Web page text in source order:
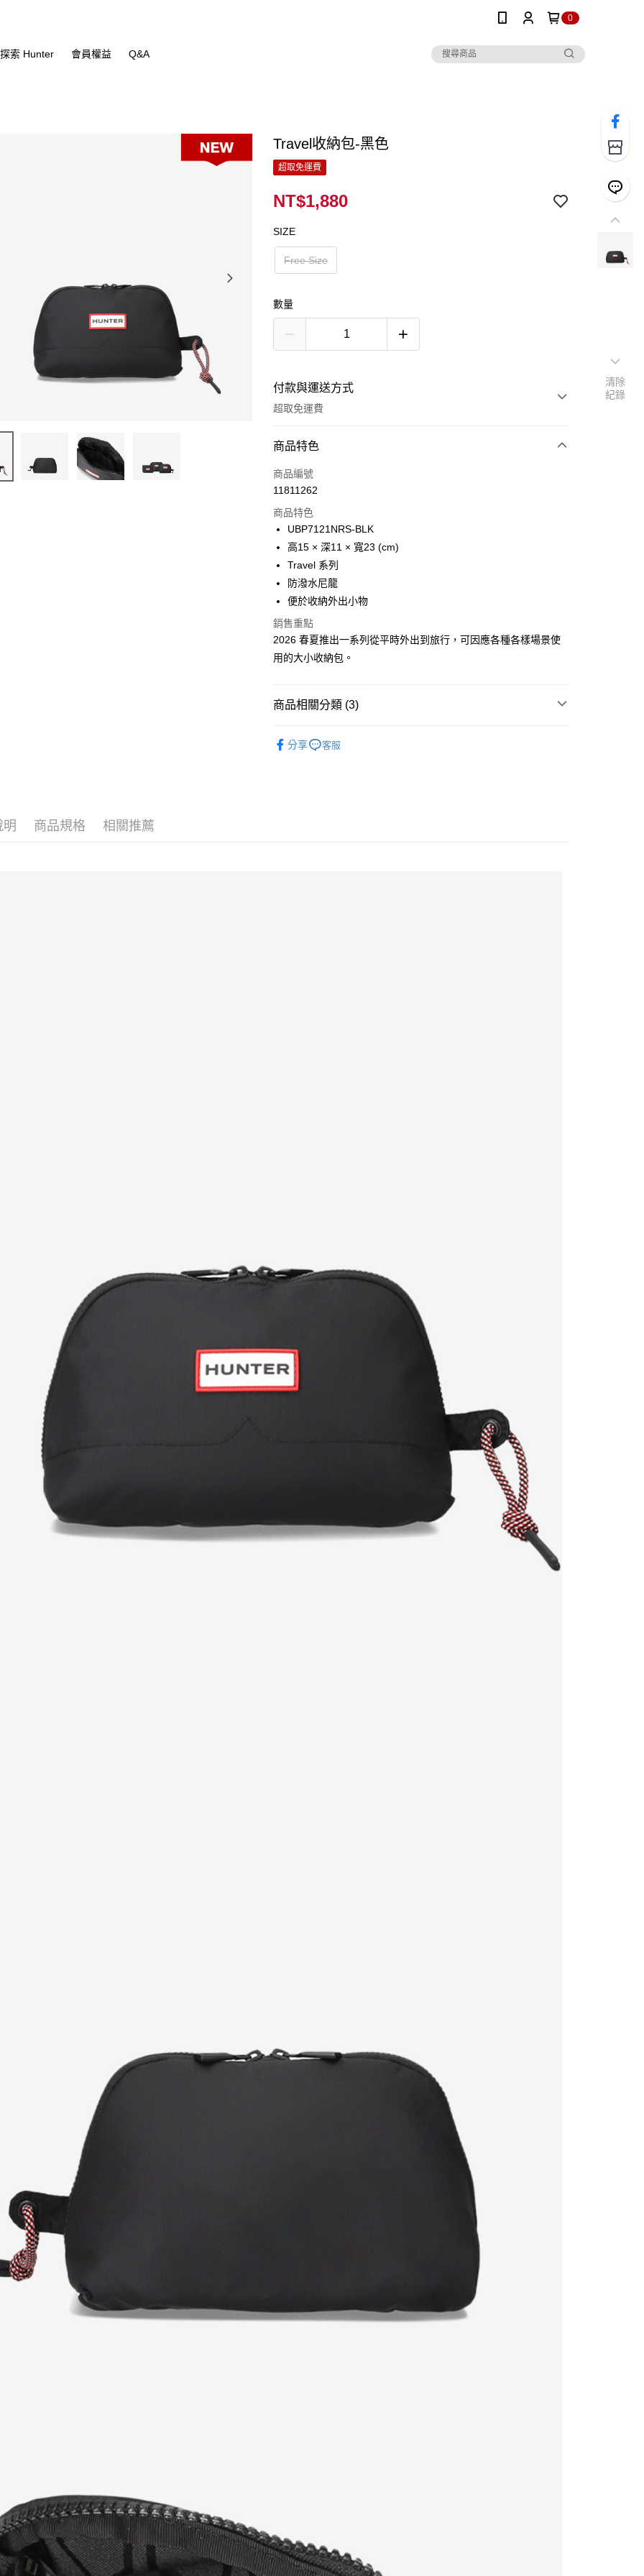
0
探索 Hunter 會員權益 Q&A
Travel收納包-黑色
超取免運費
NT$1,880
SIZE
Free Size
數量
付款與運送方式
超取免運費
付款方式
信用卡一次付款
Apple Pay
Google Pay
貨到付款
運送方式
付款後全家取貨
付款後萊爾富取貨
付款後7-11取貨
商品特色
商品編號
11811262
商品特色
UBP7121NRS-BLK
高15 × 深11 × 寬23 (cm)
Travel 系列
防潑水尼龍
便於收納外出小物
銷售重點
2026 春夏推出一系列從平時外出到旅行，可因應各種各樣場景使
用的大小收納包。
商品相關分類 (3)
分享 客服
明 商品規格 相關推薦
清除
紀錄